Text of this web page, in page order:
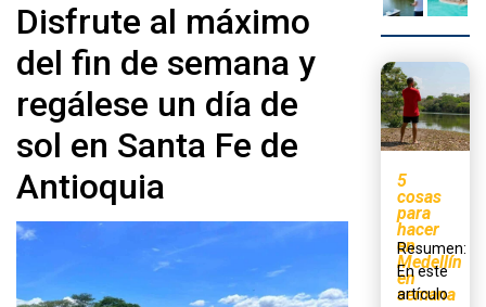
Disfrute al máximo
del fin de semana y
regálese un día de
sol en Santa Fe de
Antioquia
5
cosas
para
hacer
en
Medellín
en
semana
Resumen:
En este
artículo